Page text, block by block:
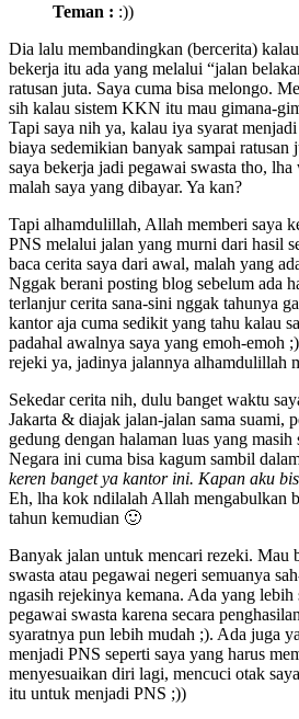
Teman : :))
Dia lalu membandingkan (bercerita)
bekerja itu ada yang melalui “jalan
ratusan juta. Saya cuma bisa melongo.
sih kalau sistem KKN itu mau gimana-
Tapi saya nih ya, kalau iya syarat
biaya sedemikian banyak sampai ratusan
saya bekerja jadi pegawai swasta tho,
malah saya yang dibayar. Ya kan?
Tapi alhamdulillah, Allah memberi saya
PNS melalui jalan yang murni dari hasil
baca cerita saya dari awal, malah yang
Nggak berani posting blog sebelum ada
terlanjur cerita sana-sini nggak tahunya
kantor aja cuma sedikit yang tahu kalau
padahal awalnya saya yang emoh-emoh
rejeki ya, jadinya jalannya alhamdulillah
Sekedar cerita nih, dulu banget waktu
Jakarta & diajak jalan-jalan sama suami,
gedung dengan halaman luas yang masih
Negara ini cuma bisa kagum sambil
keren banget ya kantor ini. Kapan aku
Eh, lha kok ndilalah Allah mengabulkan
tahun kemudian 🙂
Banyak jalan untuk mencari rezeki. Mau
swasta atau pegawai negeri semuanya
ngasih rejekinya kemana. Ada yang lebih
pegawai swasta karena secara
syaratnya pun lebih mudah ;). Ada juga
menjadi PNS seperti saya yang harus
menyesuaikan diri lagi, mencuci otak
itu untuk menjadi PNS ;))